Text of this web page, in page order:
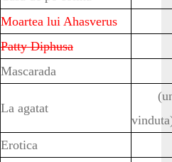
Moartea lui Ahasverus
Patty Diphusa
Mascarada
La agatat
Erotica